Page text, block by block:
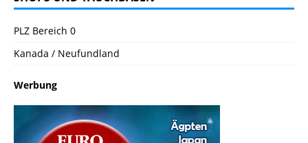
PLZ Bereich 0
Kanada / Neufundland
Werbung